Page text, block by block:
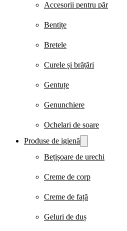
Accesorii pentru păr
Bentițe
Bretele
Curele și brățări
Gentuțe
Genunchiere
Ochelari de soare
Produse de igienă
Bețișoare de urechi
Creme de corp
Creme de față
Geluri de duș